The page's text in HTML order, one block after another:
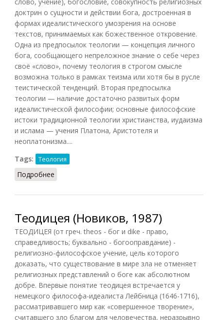
доктрин о сущности и действии бога, достроенная в
формах идеалистического умозрения на основе
текстов, принимаемых как божественное откровение.
Одна из предпосылок теологии — концепция личного
бога, сообщающего непреложное знание о себе через
своё «слово», почему теология в строгом смысле
возможна только в рамках теизма или хотя бы в русле
теистической тенденций. Вторая предпосылка
теологии — наличие достаточно развитых форм
идеалистической философии; основные философские
истоки традиционной теологии христианства, иудаизма
и ислама — учения Платона, Аристотеля и
неоплатонизма....
Tags:
Теология
Подробнее
Теодицея (Новиков, 1987)
ТЕОДИЦЕЯ (от греч. theos - бог и dike - право,
справедливость; буквально - богооправдание) -
религиозно-философское учение, цель которого
доказать, что существование в мире зла не отменяет
религиозных представлений о боге как абсолютном
добре. Впервые понятие теодицея встречается у
немецкого философа-идеалиста Лейбница (1646-1716),
рассматривавшего мир как «совершенное творение»,
считавшего зло благом для человечества, неразрывно